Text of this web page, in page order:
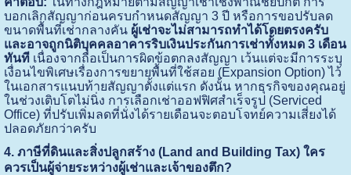
บอกเลิกสัญญาก่อนครบกำหนดสัญญา 3 ปี หรือการขอปรับลด
ขนาดพื้นที่เช่ากลางคัน ผู้เช่าจะไม่สามารถทำได้โดยตรงครับ
และอาจถูกนิติบุคคลอาคารริบเงินประกันการเช่าทั้งหมด 3 เดือน
ทันทีเนื่องจากถือเป็นการผิดข้อตกลงสัญญา เว้นแต่จะมีการระบุ
เงื่อนไขพิเศษเรื่องการขยายพื้นที่ใช้สอย (Expansion Option) ไว้
ในเอกสารแนบท้ายสัญญาตั้งแต่แรก ดังนั้น หากธุรกิจของคุณอยู่
ในช่วงเติบโตไม่นิ่ง การเลือกเช่าออฟฟิศสำเร็จรูป (Serviced
Office) ที่ปรับเพิ่มลดที่นั่งได้รายเดือนจะตอบโจทย์ความเสี่ยงได้
ปลอดภัยกว่าครับ
4. ภาษีที่ดินและสิ่งปลูกสร้าง (Land and Building Tax) ใคร
ควรเป็นผู้จ่ายระหว่างผู้เช่าและเจ้าของตึก?